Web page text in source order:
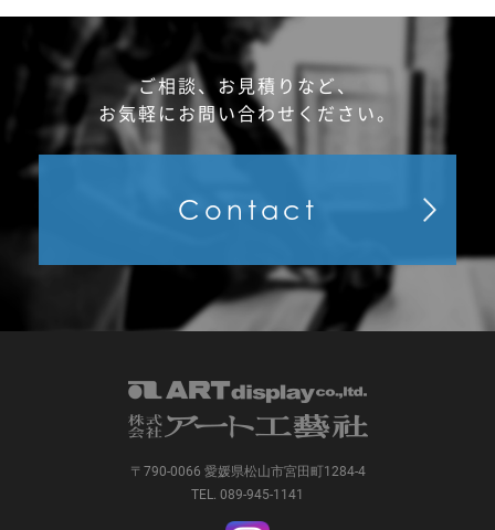
ご相談、お見積りなど、
お気軽にお問い合わせください。
Contact
〒790-0066 愛媛県松山市宮田町1284-4
TEL. 089-945-1141